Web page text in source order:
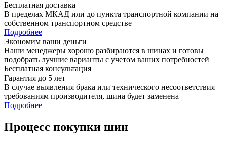
Бесплатная доставка
В пределах МКАД или до пункта транспортной компании на
собственном транспортном средстве
Подробнее
Экономим ваши деньги
Наши менеджеры хорошо разбираются в шинах и готовы
подобрать лучшие варианты с учетом ваших потребностей
Бесплатная консультация
Гарантия до 5 лет
В случае выявления брака или технического несоответствия
требованиям производителя, шина будет заменена
Подробнее
Процесс покупки шин